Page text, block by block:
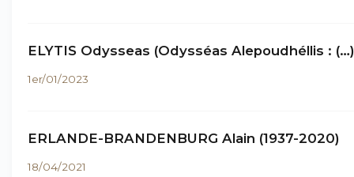
ELYTIS Odysseas (Odysséas Alepoudhéllis : (…)
1er/01/2023
ERLANDE-BRANDENBURG Alain (1937-2020)
18/04/2021